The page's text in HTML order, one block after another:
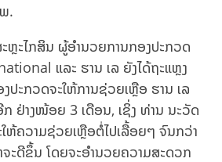
.
ຫຼະໄກສິນ ຜູ້ອຳນວຍການກອງປະກວດ
ແລະ ຮານ ເລ ຍັງໄດ້ຖະແຫຼງ
ປະກວດຈະໃຫ້ການຊ່ວຍເຫຼືອ ຮານ ເລ
ກ ຢ່າງໜ້ອຍ 3 ເດືອນ, ເຊິ່ງ ທ່ານ ນະວັດ
ຫ້ຄວາມຊ່ວຍເຫຼືອຕໍ່ໄປເລື້ອຍໆ ຈົນກວ່າ
ຈະດີຂຶ້ນ ໂດຍຈະອຳນວຍຄວາມສະດວກ